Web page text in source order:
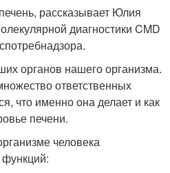
рассказывает Юлия
диагностики CMD
органов нашего организма.
ответственных
что именно она делает и как
печени.
человека